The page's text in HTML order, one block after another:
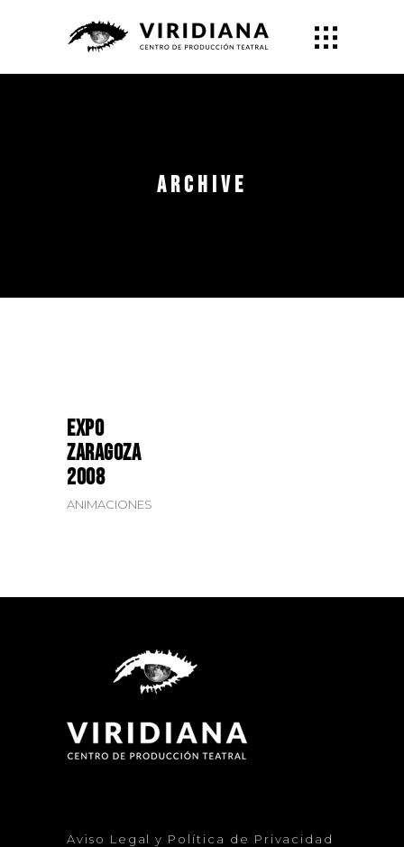
Archive
Expo
Zaragoza
2008
ANIMACIONES
Aviso Legal y Política de Privacidad